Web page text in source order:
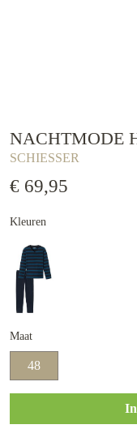
NACHTMODE
SCHIESSER
€ 69,95
Kleuren
Maat
48